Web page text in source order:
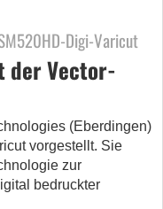
Digi-Varicut
der Vector-
(Eberdingen)
vorgestellt. Sie
zur
bedruckter